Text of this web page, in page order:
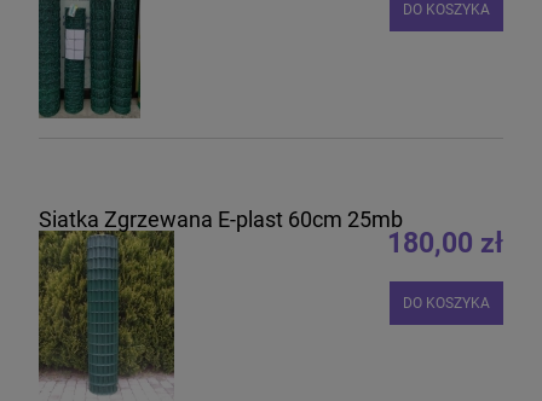
DO KOSZYKA
Siatka Zgrzewana E-plast 60cm 25mb
180,00 zł
DO KOSZYKA